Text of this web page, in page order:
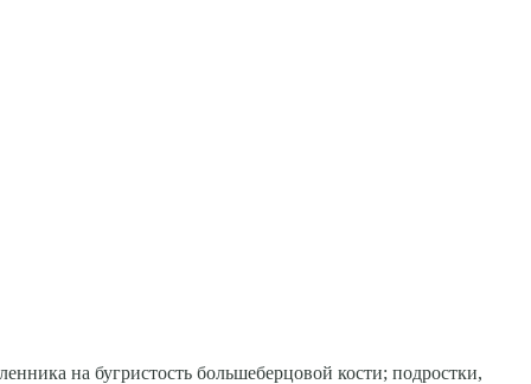
на бугристость большеберцовой кости; подростки,